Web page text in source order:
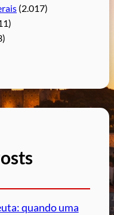
(2.017)
quando uma